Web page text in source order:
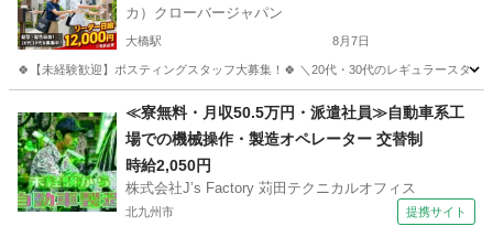
カ）クローバージャパン
大橋駅 8月7日
🍀【未経験歓迎】ポスティングスタッフ大募集！🍀 ＼20代・30代のレギュラースタ
大橋駅 軽作業 スタッフ
≪寮無料・月収50.5万円・派遣社員≫自動車系工
場での機械操作・製造オペレーター 交替制
時給2,050円
株式会社J’s Factory 苅田テクニカルオフィス
北九州市 提携サイト